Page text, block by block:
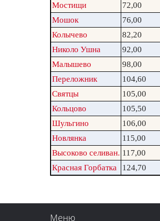
Мостищи
72,00
Мошок
76,00
Колычево
82,20
Николо Ушна
92,00
Малышево
98,00
Переложник
104,60
Святцы
105,00
Кольцово
105,50
Шульгино
106,00
Новлянка
115,00
Высоково селиван. 117,00
Красная Горбатка
124,70
Меню